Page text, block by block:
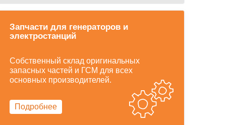
Запчасти для генераторов и
электростанций
Собственный склад оригинальных
запасных частей и ГСМ для всех
основных производителей.
Подробнее